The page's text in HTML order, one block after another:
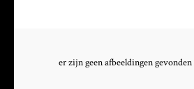
er zijn geen afbeeldingen gevonden